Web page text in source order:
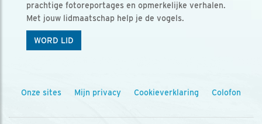
prachtige fotoreportages en opmerkelijke verhalen.
Met jouw lidmaatschap help je de vogels.
WORD LID
Onze sites Mijn privacy Cookieverklaring Colofon